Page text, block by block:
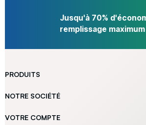
Jusqu'à 70%
remplissage maximum
PRODUITS
NOTRE SOCIÉTÉ
VOTRE COMPTE